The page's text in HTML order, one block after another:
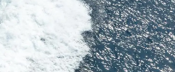
Die Firma
Das Team
Lifestyle
Geschichte